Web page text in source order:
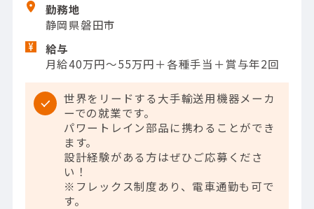
勤務地
静岡県磐田市
給与
月給40万円～55万円＋各種手当＋賞与年2回
世界をリードする大手輸送用機器メーカ
ーでの就業です。
パワートレイン部品に携わることができ
ます。
設計経験がある方はぜひご応募くださ
い！
※フレックス制度あり、電車通勤も可で
す。